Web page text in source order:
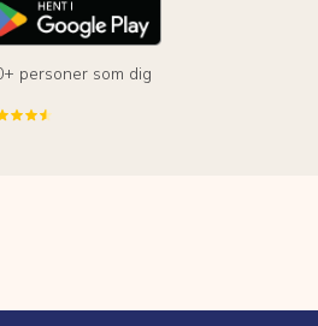
personer som dig